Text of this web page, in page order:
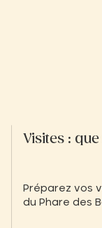
Visites :
Préparez vos
du Phare des